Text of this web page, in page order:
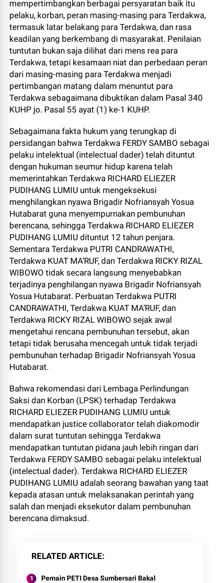
mempertimbangkan berbagai persyaratan baik itu
pelaku, korban, peran masing-masing para Terdakwa,
termasuk latar belakang para Terdakwa, dan rasa
keadilan yang berkembang di masyarakat. Penilaian
tuntutan bukan saja dilihat dari mens rea para
Terdakwa, tetapi kesamaan niat dan perbedaan peran
dari masing-masing para Terdakwa menjadi
pertimbangan matang dalam menuntut para
Terdakwa sebagaimana dibuktikan dalam Pasal 340
KUHP jo. Pasal 55 ayat (1) ke-1 KUHP.
Sebagaimana fakta hukum yang terungkap di
persidangan bahwa Terdakwa FERDY SAMBO sebagai
pelaku intelektual (intelectual dader) telah dituntut
dengan hukuman seumur hidup karena telah
memerintahkan Terdakwa RICHARD ELIEZER
PUDIHANG LUMIU untuk mengeksekusi
menghilangkan nyawa Brigadir Nofriansyah Yosua
Hutabarat guna menyempurnakan pembunuhan
berencana, sehingga Terdakwa RICHARD ELIEZER
PUDIHANG LUMIU dituntut 12 tahun penjara.
Sementara Terdakwa PUTRI CANDRAWATHI,
Terdakwa KUAT MA’RUF, dan Terdakwa RICKY RIZAL
WIBOWO tidak secara langsung menyebabkan
terjadinya penghilangan nyawa Brigadir Nofriansyah
Yosua Hutabarat. Perbuatan Terdakwa PUTRI
CANDRAWATHI, Terdakwa KUAT MA’RUF, dan
Terdakwa RICKY RIZAL WIBOWO sejak awal
mengetahui rencana pembunuhan tersebut, akan
tetapi tidak berusaha mencegah untuk tidak terjadi
pembunuhan terhadap Brigadir Nofriansyah Yosua
Hutabarat.
Bahwa rekomendasi dari Lembaga Perlindungan
Saksi dan Korban (LPSK) terhadap Terdakwa
RICHARD ELIEZER PUDIHANG LUMIU untuk
mendapatkan justice collaborator telah diakomodir
dalam surat tuntutan sehingga Terdakwa
mendapatkan tuntutan pidana jauh lebih ringan dari
Terdakwa FERDY SAMBO sebagai pelaku intelektual
(intelectual dader). Terdakwa RICHARD ELIEZER
PUDIHANG LUMIU adalah seorang bawahan yang taat
kepada atasan untuk melaksanakan perintah yang
salah dan menjadi eksekutor dalam pembunuhan
berencana dimaksud.
RELATED ARTICLE
Pemain PETI Desa Sumbersari Bakal